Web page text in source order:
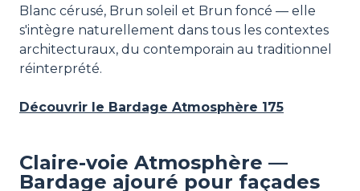
Blanc cérusé, Brun soleil et Brun foncé — elle
s'intègre naturellement dans tous les contextes
architecturaux, du contemporain au traditionnel
réinterprété.
Découvrir le Bardage Atmosphère 175
Claire-voie Atmosphère —
Bardage ajouré pour façades